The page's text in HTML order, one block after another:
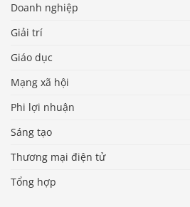
Doanh nghiệp
Giải trí
Giáo dục
Mạng xã hội
Phi lợi nhuận
Sáng tạo
Thương mại điện tử
Tổng hợp